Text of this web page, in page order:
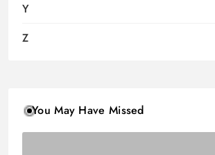
Y
Z
You May Have Missed